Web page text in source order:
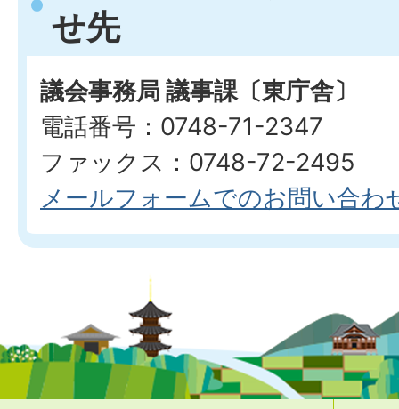
せ先
議会事務局 議事課〔東庁舎〕
電話番号：0748-71-2347
ファックス：0748-72-2495
メールフォームでのお問い合わ